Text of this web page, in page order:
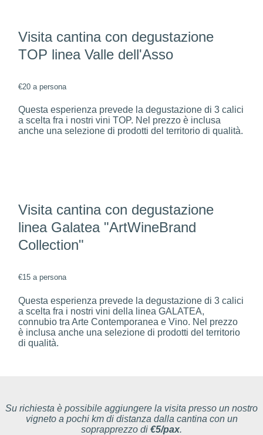
Visita cantina con degustazione
TOP linea Valle dell'Asso
€20 a persona
Questa esperienza prevede la degustazione di 3 calici
a scelta fra i nostri vini TOP. Nel prezzo è inclusa
anche una selezione di prodotti del territorio di qualità.
Visita cantina con degustazione
linea Galatea "ArtWineBrand
Collection"
€15 a persona
Questa esperienza prevede la degustazione di 3 calici
a scelta fra i nostri vini della linea GALATEA,
connubio tra Arte Contemporanea e Vino. Nel prezzo
è inclusa anche una selezione di prodotti del territorio
di qualità.
Su richiesta è possibile aggiungere la visita presso un nostro
vigneto a pochi km di distanza dalla cantina con un
soprapprezzo di €5/pax.